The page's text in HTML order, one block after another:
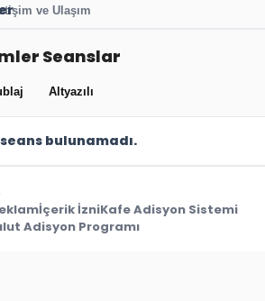
ve Ulaşım
Seanslar
Altyazılı
bulunamadı.
İçerik İzniKafe Adisyon Sistemi
Adisyon Programı